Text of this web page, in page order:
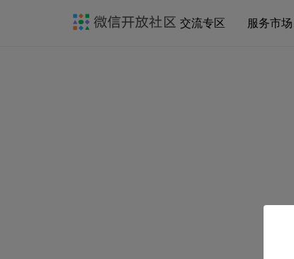
交流专区 服务市场